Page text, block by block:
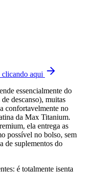
clicando aqui
essencialmente do
descanso), muitas
confortavelmente no
da Max Titanium.
ela entrega as
possível no bolso, sem
de suplementos do
é totalmente isenta